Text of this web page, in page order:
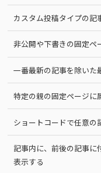
カスタム投稿タイプの記
非公開や下書きの固定ペ
一番最新の記事を除いた
特定の親の固定ページに
ショートコードで任意の
記事内に、前後の記事に
表示する